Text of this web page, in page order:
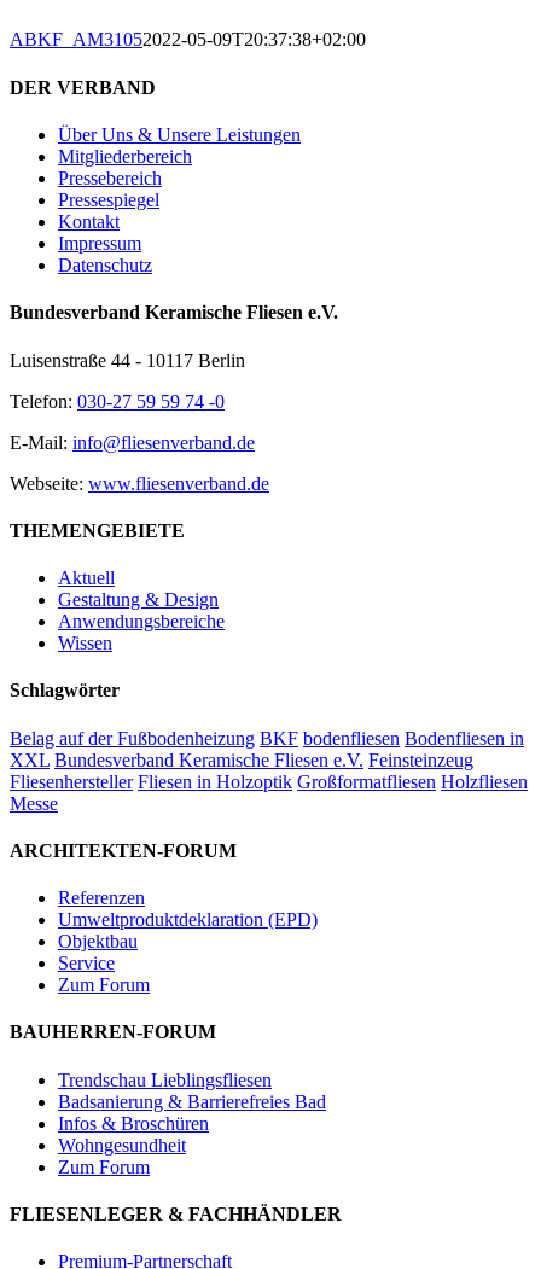
ABKF_AM31052022-05-09T20:37:38+02:00
DER VERBAND
Über Uns & Unsere Leistungen
Mitgliederbereich
Pressebereich
Pressespiegel
Kontakt
Impressum
Datenschutz
Bundesverband Keramische Fliesen e.V.
Luisenstraße 44 - 10117 Berlin
Telefon: 030-27 59 59 74 -0
E-Mail: info@fliesenverband.de
Webseite: www.fliesenverband.de
THEMENGEBIETE
Aktuell
Gestaltung & Design
Anwendungsbereiche
Wissen
Schlagwörter
Belag auf der Fußbodenheizung BKF bodenfliesen Bodenfliesen in
XXL Bundesverband Keramische Fliesen e.V. Feinsteinzeug
Fliesenhersteller Fliesen in Holzoptik Großformatfliesen Holzfliesen
Messe
ARCHITEKTEN-FORUM
Referenzen
Umweltproduktdeklaration (EPD)
Objektbau
Service
Zum Forum
BAUHERREN-FORUM
Trendschau Lieblingsfliesen
Badsanierung & Barrierefreies Bad
Infos & Broschüren
Wohngesundheit
Zum Forum
FLIESENLEGER & FACHHÄNDLER
Premium-Partnerschaft